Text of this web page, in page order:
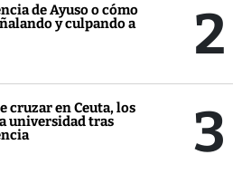
de Ayuso o cómo
y culpando a
2
cruzar en Ceuta, los
universidad tras
3